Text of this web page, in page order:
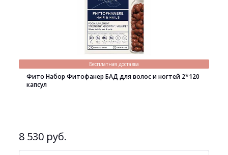
Бесплатная доставка
Фито Набор Фитофанер БАД для волос и ногтей 2*120
капсул
8 530 руб.